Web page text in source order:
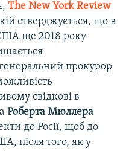
The NewYorkReview
стверджується, що в
ще 2018 року
прокурор
свідкові в
Роберта Мюллера
до Росії, щоб до
після того, як у